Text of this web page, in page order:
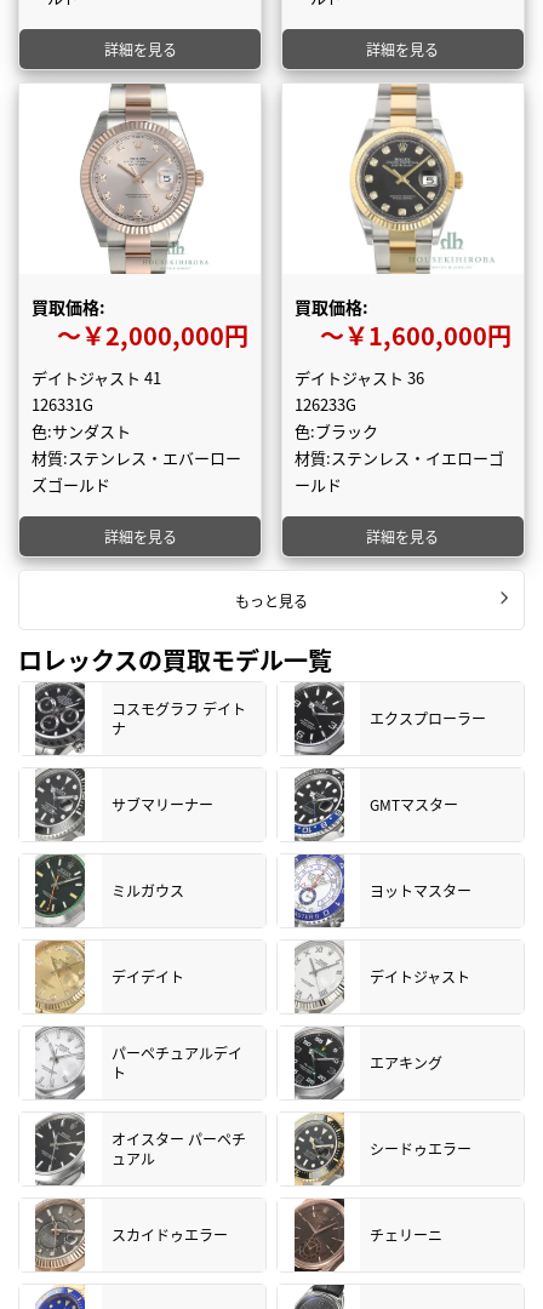
詳細を見る 詳細を見る
買取価格:
〜￥2,000,000円
デイトジャスト 41
126331G
色:サンダスト
材質:ステンレス・エバーロー
ズゴールド
詳細を見る
買取価格:
〜￥1,600,000円
デイトジャスト 36
126233G
色:ブラック
材質:ステンレス・イエローゴ
ールド
詳細を見る
もっと見る
ロレックスの買取モデル一覧
コスモグラフ デイト
ナ
エクスプローラー
サブマリーナー GMTマスター
ミルガウス ヨットマスター
デイデイト デイトジャスト
パーペチュアルデイ
ト
エアキング
オイスター パーペチ
ュアル
シードゥエラー
スカイドゥエラー チェリーニ